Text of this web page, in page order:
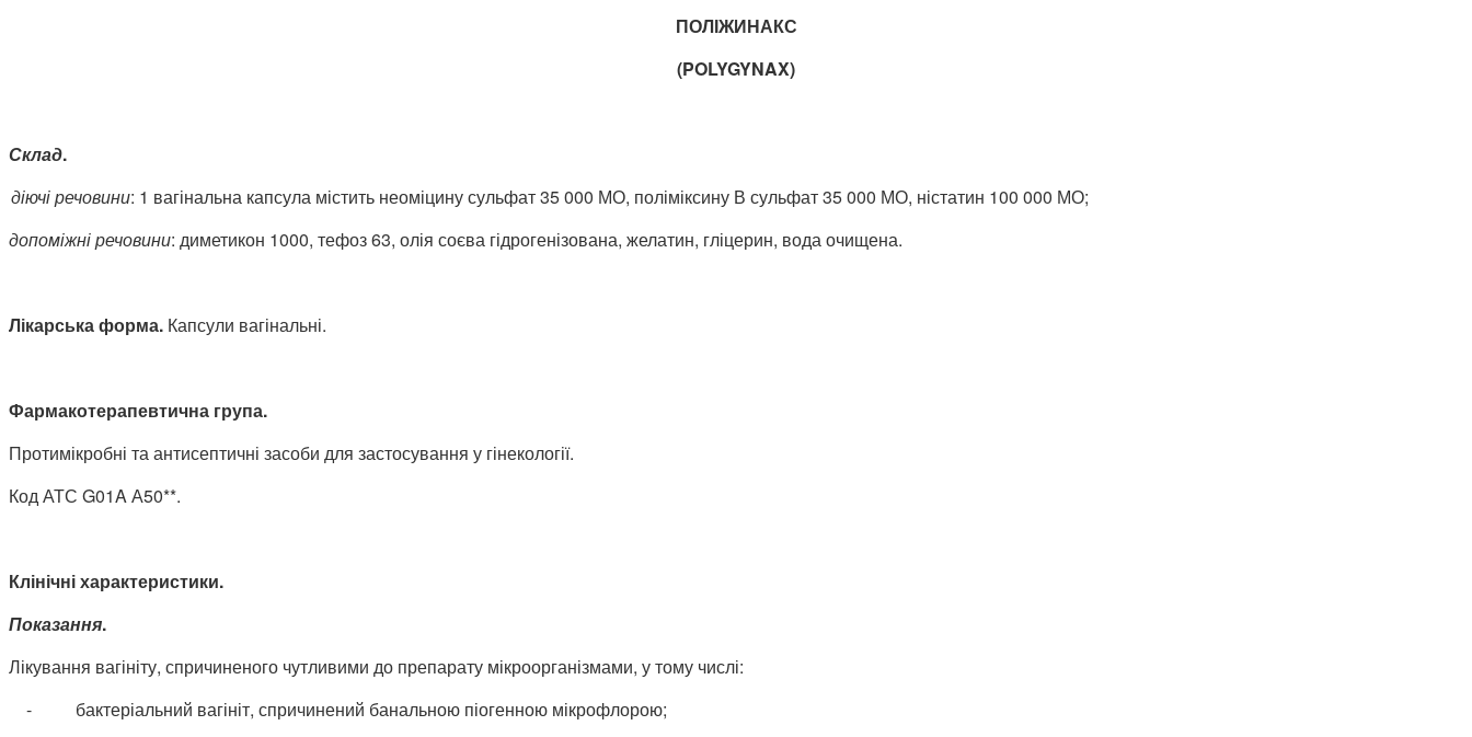
ПОЛІЖИНАКС
(POLYGYNAX)
Склад.
діючі речовини: 1 вагінальна капсула містить неоміцину сульфат 35 000 МО, поліміксину В сульфат 35 000 МО, ністатин 100 000 МО;
допоміжні речовини: диметикон 1000, тефоз 63, олія соєва гідрогенізована, желатин, гліцерин, вода очищена.
Лікарська форма. Капсули вагінальні.
Фармакотерапевтична група.
Протимікробні та антисептичні засоби для застосування у гінекології.
Код АТС G01A А50**.
Клінічні характеристики.
Показання.
Лікування вагініту, спричиненого чутливими до препарату мікроорганізмами, у тому числі:
- бактеріальний вагініт, спричинений банальною піогенною мікрофлорою;